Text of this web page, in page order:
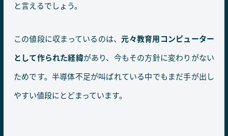
と言えるでしょう。
この値段に収まっているのは、元々教育用コンピューター
として作られた経緯があり、今もその方針に変わりがない
ためです。半導体不足が叫ばれている中でもまだ手が出し
やすい値段にとどまっています。